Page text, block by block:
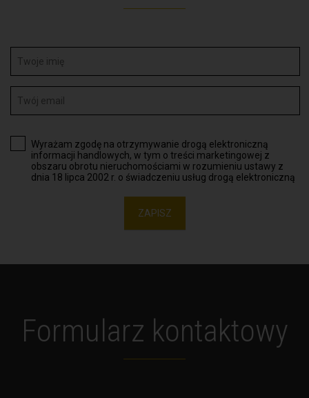
Wyrażam zgodę na otrzymywanie drogą elektroniczną
informacji handlowych, w tym o treści marketingowej z
obszaru obrotu nieruchomościami w rozumieniu ustawy z
dnia 18 lipca 2002 r. o świadczeniu usług drogą elektroniczną
ZAPISZ
Formularz kontaktowy